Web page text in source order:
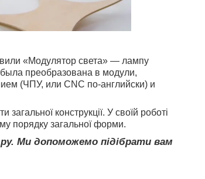
«Модулятор света» — лампу
преобразована в модули,
(ЧПУ, или СNC по-английски) и
конструкції. У своїй роботі
порядку загальної форми.
Ми допоможемо підібрати вам